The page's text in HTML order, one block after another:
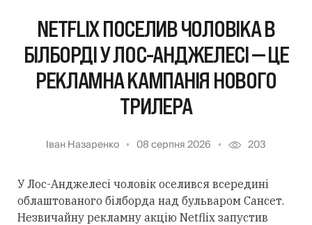
NETFLIX ПОСЕЛИВ ЧОЛОВІКА В
БІЛБОРДІ У ЛОС-АНДЖЕЛЕСІ — ЦЕ
РЕКЛАМНА КАМПАНІЯ НОВОГО
ТРИЛЕРА
Іван Назаренко 08 серпня 2026 203
У Лос-Анджелесі чоловік оселився всередині
облаштованого білборда над бульваром Сансет.
Незвичайну рекламну акцію Netflix запустив